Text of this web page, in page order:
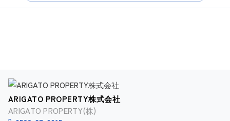
ARIGATO PROPERTY株式会社
ARIGATO PROPERTY(株)